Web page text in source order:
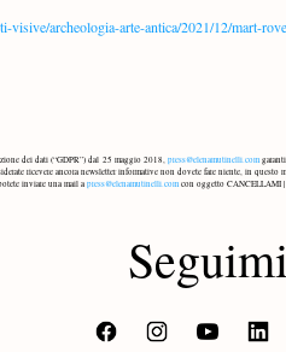
visive/archeologia-arte-antica/2021/12/mart-
dei dati (“GDPR”) dal 25 maggio 2018, press@elenamutinelli.com
ricevere ancora newsletter informative non dovete fare niente, in
inviare una mail a press@elenamutinelli.com con oggetto CANCELLAMI
Seguimi